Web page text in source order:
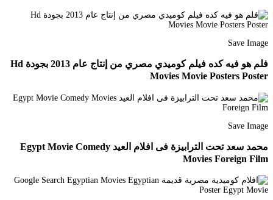
Save Image
فلم هو فيه كده فيلم كوميدي مصري من إنتاج عام 2013 بجودة Hd
Movies Movie Posters Poster
Save Image
محمد سعد تحت الترابيزة فى افلام العيد Egypt Movie Comedy
Movies Foreign Film